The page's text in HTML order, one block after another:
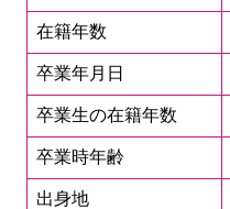
在籍年数
卒業年月日
卒業生の在籍年数
卒業時年齢
出身地